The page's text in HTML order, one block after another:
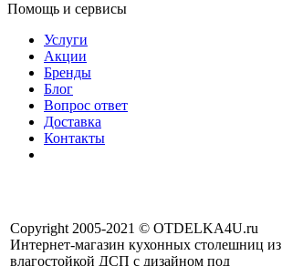
Помощь и сервисы
Услуги
Акции
Бренды
Блог
Вопрос ответ
Доставка
Контакты
Copyright 2005-2021 © OTDELKA4U.ru
Интернет-магазин кухонных столешниц из
влагостойкой ДСП с дизайном под